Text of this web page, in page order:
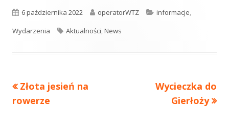
Opublikowano
6 października 2022 Autor
operatorWTZ Kategorie
informacje,
Wydarzenia
Tagi
Aktualności,News
Nawigacja
Poprzedni
artykół
Złota jesień na
rowerze
Następny
artykół:
Wycieczka do
Gierłoży